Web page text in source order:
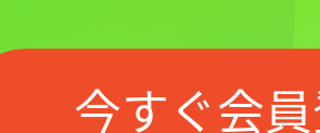
今すぐ会